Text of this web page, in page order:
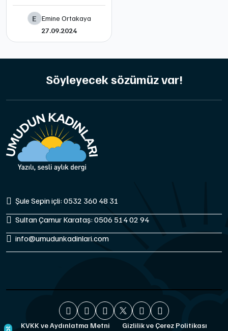
E
Emine Ortakaya
27.09.2024
Söyleyecek sözümüz var!
Şule Sepin içli: 0532 360 48 31
Sultan Çamur Karataş: 0506 514 02 94
info@umudunkadinlari.com
KVKK ve Aydınlatma Metni Gizlilik ve Çerez Politikası